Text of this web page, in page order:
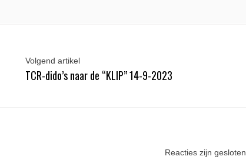
Volgend artikel
TCR-dido’s naar de “KLIP” 14-9-2023
Reacties zijn gesloten.